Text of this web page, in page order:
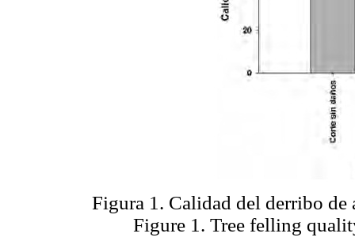
Figura 1. Calidad del derribo de
Figure 1. Tree felling